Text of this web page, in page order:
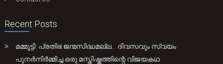
Recent Posts
മമ്മൂട്ടി: പ്രതിഭ ജന്മസിദ്ധമല്ല… ദിവസവും സ്വയം
പുനർനിർമ്മിച്ച ഒരു മസ്തിഷ്കത്തിന്റെ വിജയകഥ